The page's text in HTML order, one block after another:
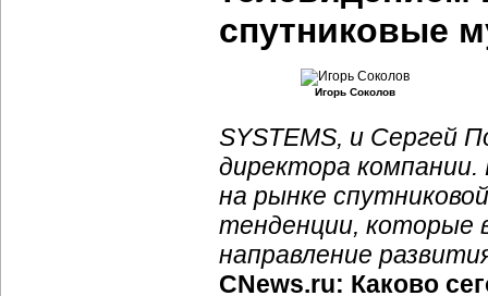
спутниковые
Игорь Соколов
SYSTEMS, и Сергей
директора
на рынке
тенденции, которые
направление
CNews.ru: Каково